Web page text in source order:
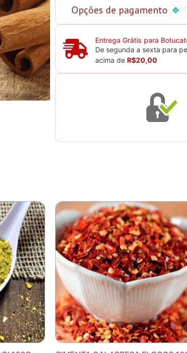
Opções de pagamento
Entrega Grátis para
De segunda a sexta para
acima de R$20,00